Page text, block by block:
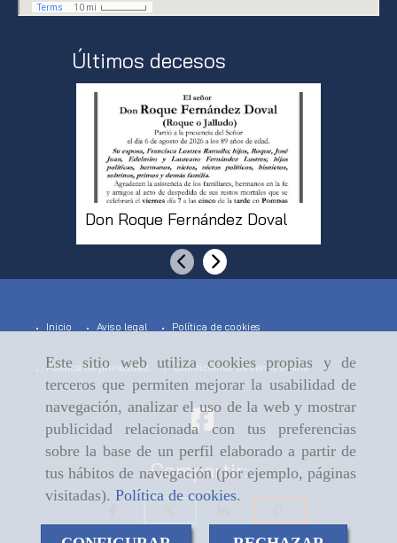
Este sitio web utiliza cookies propias y de
terceros que permiten mejorar la usabilidad de
navegación, analizar el uso de la web y mostrar
publicidad relacionada con tus preferencias
sobre la base de un perfil elaborado a partir de
tus hábitos de navegación (por ejemplo, páginas
visitadas). Política de cookies.
Últimos decesos
Don Roque Fernández Doval
AnteriorSiguiente
Inicio Aviso legal Política de cookies
Política de privacidad Condiciones de venta online
Compartir: